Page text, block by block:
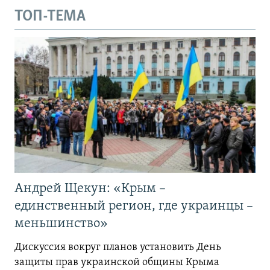
ТОП-ТЕМА
Андрей Щекун: «Крым –
единственный регион, где украинцы –
меньшинство»
Дискуссия вокруг планов установить День
защиты прав украинской общины Крыма